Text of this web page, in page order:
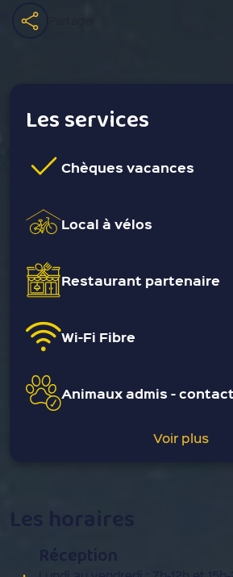
Les services
Chèques vacances
Local à vélos
Restaurant partenaire
Wi-Fi Fibre
Animaux admis -
Voir plus